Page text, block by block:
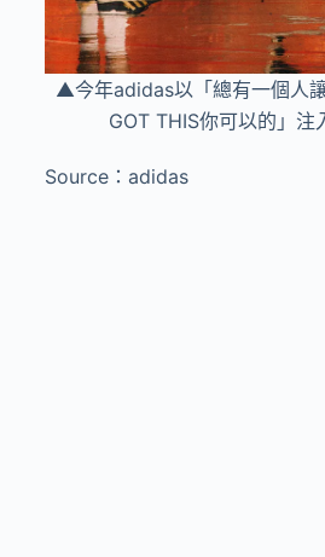
▲今年adidas以「總有一個人
GOT THIS你可以的」注
Source：adidas